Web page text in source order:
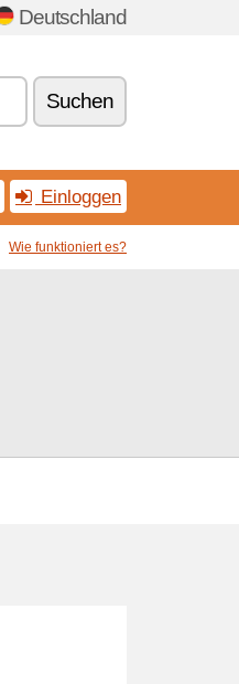
Deutschland
Suchen
Einloggen
Wie funktioniert es?